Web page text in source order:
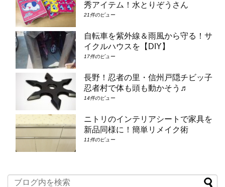
秀アイテム！水とりぞうさん
21件のビュー
自転車を紫外線＆雨風から守る！サ
イクルハウスを【DIY】
17件のビュー
長野！忍者の里・信州戸隠チビッ子
忍者村で体も頭も動かそう♬
14件のビュー
ニトリのインテリアシートで家具を
新品同様に！簡単リメイク術
11件のビュー